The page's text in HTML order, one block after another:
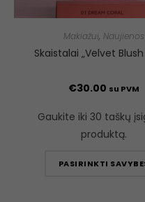
Makiažui, Naujienos
Skaistalai „Velvet Blush
€30.00 su PVM
Gaukite iki 30 taškų
produktą.
PASIRINKTI